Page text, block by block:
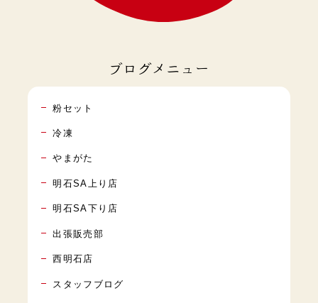
ブログメニュー
粉セット
冷凍
やまがた
明石SA上り店
明石SA下り店
出張販売部
西明石店
スタッフブログ